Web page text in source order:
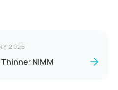
2025
NIMM